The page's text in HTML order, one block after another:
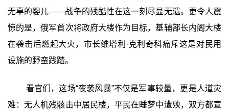
无辜的婴儿——战争的残酷性在这一刻尽显无遗。更令人震
惊的是，俄军首次将政府大楼作为目标，基辅部长内阁大楼
在袭击后燃起大火，市长维塔利·克利奇科痛斥这是对民用
设施的野蛮践踏。
看官们，这场“夜袭风暴”不仅是军事较量，更是人道灾
难：无人机残骸击中居民楼，平民在睡梦中遭殃，双方都宣